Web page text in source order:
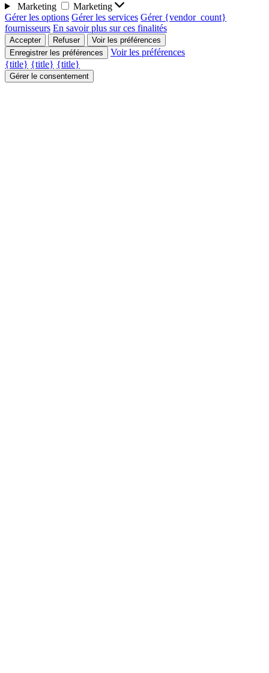
Marketing
Marketing
Gérer les options Gérer les services Gérer {vendor_count}
fournisseurs En savoir plus sur ces finalités
Accepter Refuser
Voir les préférences
Enregistrer les préférences
Voir les préférences
{title} {title} {title}
Gérer le consentement